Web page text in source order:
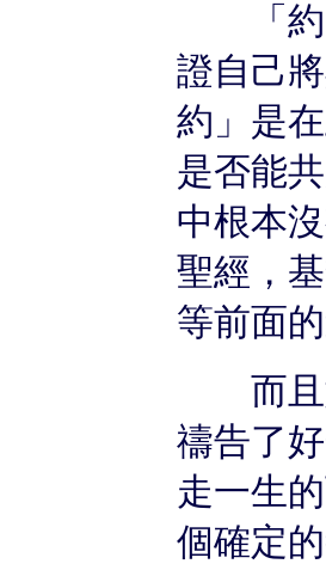
「約」
證自己
約」是
是否能
中根本
聖經，
等前面的
而且如
禱告了
走一生
個確定